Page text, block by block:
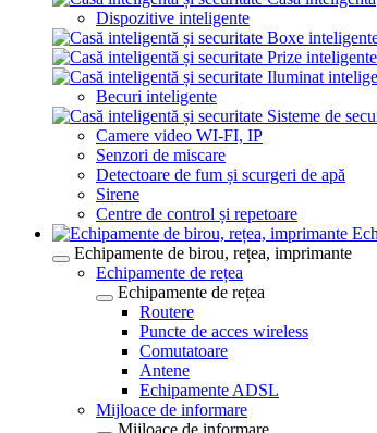
Dispozitive inteligente
Boxe
Prize inteligente
Iluminat
Becuri inteligente
Sisteme de
Camere video WI-FI, IP
Senzori de miscare
Detectoare de fum și scurgeri de apă
Sirene
Centre de control și repetoare
Echipamente de birou, rețea, imprimante
Echipamente de rețea
Echipamente de rețea
Routere
Puncte de acces wireless
Comutatoare
Antene
Echipamente ADSL
Mijloace de informare
Mijloace de informare